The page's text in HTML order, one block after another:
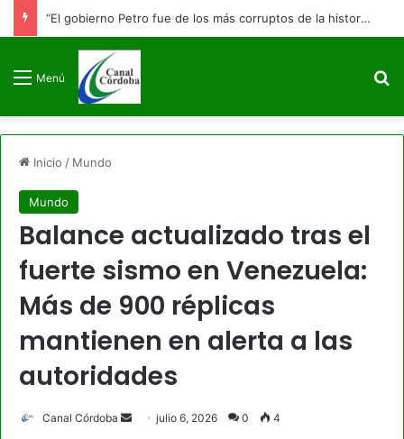
“El gobierno Petro fue de los más corruptos de la historia”: Abelardo De La Espriella promete llevar cualquier prueba ante la justicia
Menú
Inicio / Mundo
Mundo
Balance actualizado tras el
fuerte sismo en Venezuela:
Más de 900 réplicas
mantienen en alerta a las
autoridades
Canal Córdoba
Sendjulio 6, 2026 0 4